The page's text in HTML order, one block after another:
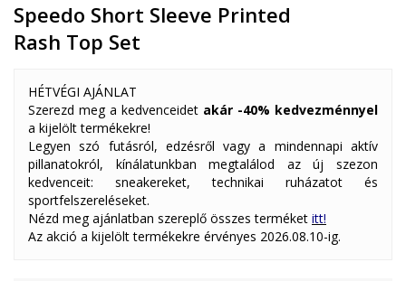
Speedo Short Sleeve Printed
Rash Top Set
HÉTVÉGI AJÁNLAT
Szerezd meg a kedvenceidet akár -40% kedvezménnyel
a kijelölt termékekre!
Legyen szó futásról, edzésről vagy a mindennapi aktív
pillanatokról, kínálatunkban megtalálod az új szezon
kedvenceit: sneakereket, technikai ruházatot és
sportfelszereléseket.
Nézd meg ajánlatban szereplő összes terméket itt!
Az akció a kijelölt termékekre érvényes 2026.08.10-ig.